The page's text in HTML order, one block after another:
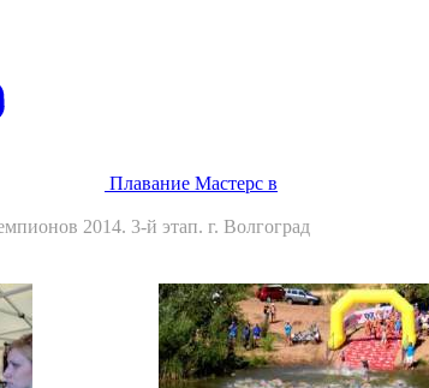
Плавание Мастерс в
2014. 3-й этап. г. Волгоград